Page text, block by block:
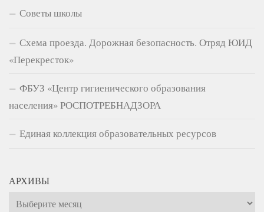
Советы школы
Схема проезда. Дорожная безопасность. Отряд ЮИД
«Перекресток»
ФБУЗ «Центр гигиенического образования
населения» РОСПОТРЕБНАДЗОРА
Единая коллекция образовательных ресурсов
АРХИВЫ
Архивы